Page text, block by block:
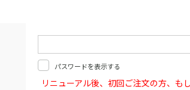
パスワードを表示する
リニューアル後、初回ご注文の方、も